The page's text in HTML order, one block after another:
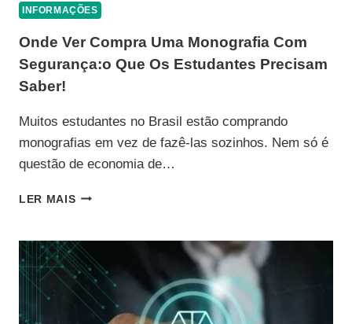
INFORMAÇÕES
Onde Ver Compra Uma Monografia Com
Segurança:o Que Os Estudantes Precisam
Saber!
Muitos estudantes no Brasil estão comprando
monografias em vez de fazê-las sozinhos. Nem só é
questão de economia de…
LER MAISONDE
UMA
MONOGRAFIA
COM
SEGURANÇA:O
QUE